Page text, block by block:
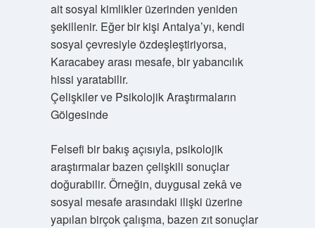
ait sosyal kimlikler üzerinden yeniden
şekillenir. Eğer bir kişi Antalya’yı, kendi
sosyal çevresiyle özdeşleştiriyorsa,
Karacabey arası mesafe, bir yabancılık
hissi yaratabilir.
Çelişkiler ve Psikolojik Araştırmaların
Gölgesinde
Felsefi bir bakış açısıyla, psikolojik
araştırmalar bazen çelişkili sonuçlar
doğurabilir. Örneğin, duygusal zekâ ve
sosyal mesafe arasındaki ilişki üzerine
yapılan birçok çalışma, bazen zıt sonuçlar